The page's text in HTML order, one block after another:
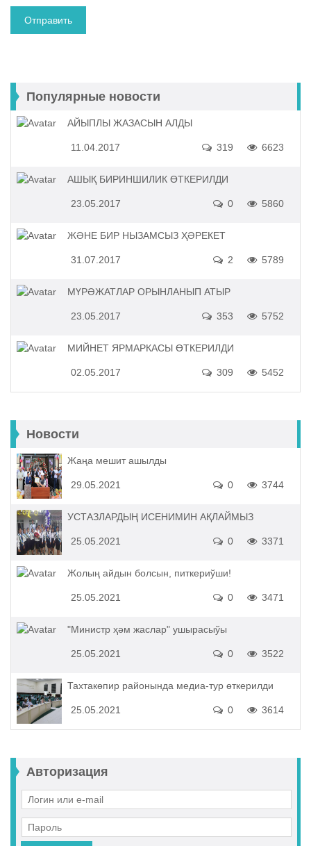
Популярные новости
АЙЫПЛЫ ЖАЗАСЫН АЛДЫ
11.04.2017 6623
319
АШЫҚ БИРИНШИЛИК ӨТКЕРИЛДИ
23.05.2017 5860
0
ЖӘНЕ БИР НЫЗАМСЫЗ ҲӘРЕКЕТ
31.07.2017 5789
2
МҮРӘЖАТЛАР ОРЫНЛАНЫП АТЫР
23.05.2017 5752
353
МИЙНЕТ ЯРМАРКАСЫ ӨТКЕРИЛДИ
02.05.2017 5452
309
Новости
Жаңа мешит ашылды
29.05.2021 3744
0
УСТАЗЛАРДЫҢ ИСЕНИМИН АҚЛАЙМЫЗ
25.05.2021 3371
0
Жолың айдын болсын, питкериўши!
25.05.2021 3471
0
"Министр ҳәм жаслар" ушырасыўы
25.05.2021 3522
0
Тахтакөпир районында медиа-тур өткерилди
25.05.2021 3614
0
Авторизация